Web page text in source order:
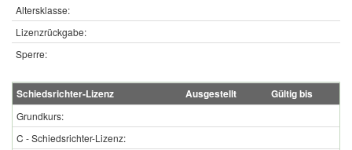
Altersklasse:
Lizenzrückgabe:
Sperre:
Schiedsrichter-Lizenz Ausgestellt Gültig bis
Grundkurs:
C - Schiedsrichter-Lizenz: